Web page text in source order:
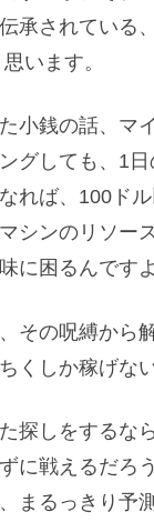
承されている
います。
小銭の話、マ
グしても、1
れば、100ド
シンのリソー
に困るんですよ
その呪縛から
くしか稼げな
探しをするな
に戦えるだろ
まるっきり予